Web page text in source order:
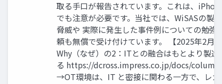
取る手口が報告されています。これは、
でも注意が必要です。当社では、WiSASの製
脅威や 実際に発生した事件例についての勉
頼も無償で受け付けています。 【2025年2月
Why（なぜ）の2：ITとの融合はもとより製
る https://dcross.impress.co.jp/docs/
→OT環境は、IT と密接に関わる一方で、レ